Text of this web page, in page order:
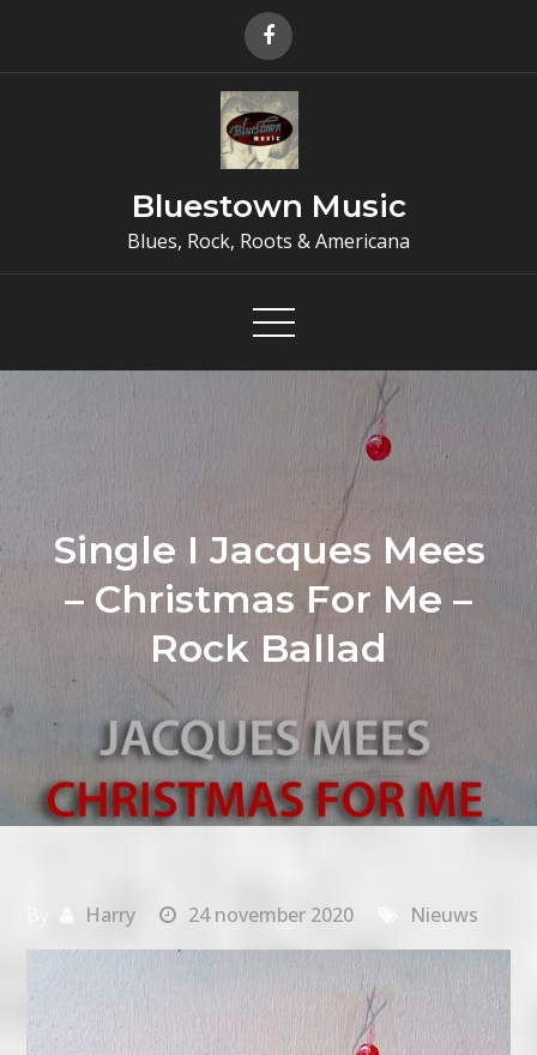
Bluestown Music
Blues, Rock, Roots & Americana
Single I Jacques Mees
– Christmas For Me –
Rock Ballad
Harry 24 november 2020 Nieuws